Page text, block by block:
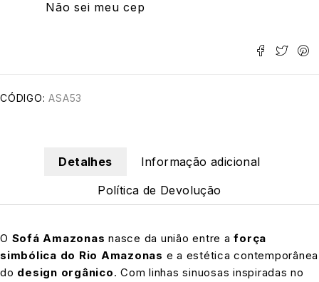
Não sei meu cep
CÓDIGO: ASA53
Detalhes
Informação adicional
Política de Devolução
O Sofá Amazonas nasce da união entre aforça
simbólica do Rio Amazonas e a estética contemporânea
do design orgânico. Com linhas sinuosas inspiradas no